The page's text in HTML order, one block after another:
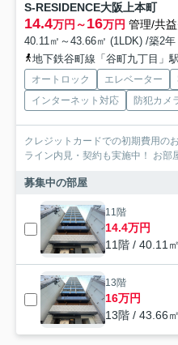
S-RESIDENCE大阪上本町
14.4万円～16万円 管理/共
40.11㎡～43.66㎡ (1LDK) /築2
地下鉄谷町線「谷町九丁目」
オートロック エレベーター
インターネット対応
防犯カメ
クレジットカードでの初期費用の
ライン内見・契約も実施中！ お部
募集中の部屋
11階
14.4万円
11階 / 40.11
13階
16万円
13階 / 43.66